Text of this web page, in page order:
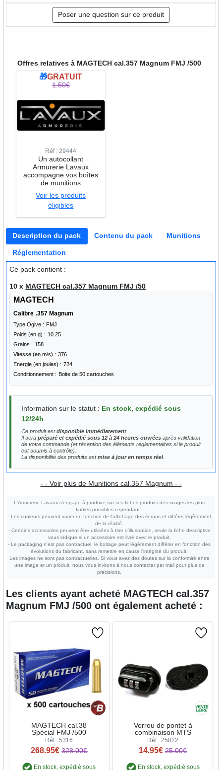
Poser une question sur ce produit
Offres relatives à MAGTECH cal.357 Magnum FMJ /500
🎁GRATUIT
1.50€
Réf : 29444
Un autocollant
Armurerie Lavaux
accompagne vos boîtes
de munitions
Voir les produits
éligibles
Description du pack Contenu du pack Munitions
Réglementation
Ce pack contient :
10 x MAGTECH cal.357 Magnum FMJ /50
MAGTECH
Calibre .357 Magnum
Type Ogive : FMJ
Poids (en g) : 10.25
Grains : 158
Vitesse (en m/s) : 376
Energie (en joules) : 724
Conditionnement : Boite de 50 cartouches
Information sur le statut : En stock, expédié sous
12/24h
Ce produit estdisponible immédiatement
Il serapréparé et expédié sous 12 à 24 heures ouvrées après validation
de votre commande (et réception des éléments réglementaires si le produit
est soumis à contrôle).
La disponibilité des produits estmise à jour en temps réel.
- - Voir plus de Munitions cal.357 Magnum - -
L'Armurerie Lavaux s'engage à produire sur ses fiches produits des images les plus
fiables possibles cependant :
- Les couleurs peuvent varier en fonction de l'affichage des écrans et différer légèrement
de la réalité.
- Certains accessoires peuvent être utilisées à titre d'illustration, seule la fiche descriptive
vous indique si un accessoire est livré avec le produit.
- Le packaging n'est pas contractuel, le boitage peut légèrement différer en fonction des
évolutions du fabricant, sans remettre en cause l'intégrité du produit.
Les images ne sont pas contractuelles. Si vous avez des doutes sur la conformité entre
une image et un produit, nous vous invitons à nous contacter par mail pour plus de
précisions.
Les clients ayant acheté MAGTECH cal.357
Magnum FMJ /500ont également acheté :
MAGTECH cal.38
Spécial FMJ /500
Réf : 5316
268.95€ 328.00€
En stock, expédié sous
Verrou de pontet à
combinaison MTS
Réf : 25822
14.95€ 25.00€
En stock, expédié sous